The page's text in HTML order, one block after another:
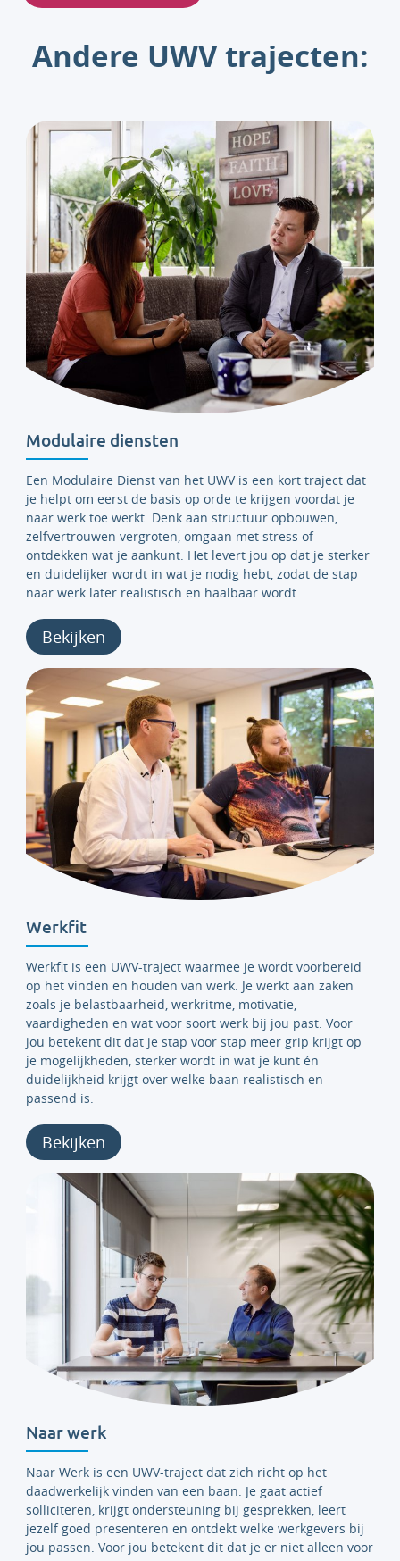
Andere UWV trajecten:
Modulaire diensten
Een Modulaire Dienst van het UWV is een kort traject dat
je helpt om eerst de basis op orde te krijgen voordat je
naar werk toe werkt. Denk aan structuur opbouwen,
zelfvertrouwen vergroten, omgaan met stress of
ontdekken wat je aankunt. Het levert jou op dat je sterker
en duidelijker wordt in wat je nodig hebt, zodat de stap
naar werk later realistisch en haalbaar wordt.
Bekijken
Werkfit
Werkfit is een UWV-traject waarmee je wordt voorbereid
op het vinden en houden van werk. Je werkt aan zaken
zoals je belastbaarheid, werkritme, motivatie,
vaardigheden en wat voor soort werk bij jou past. Voor
jou betekent dit dat je stap voor stap meer grip krijgt op
je mogelijkheden, sterker wordt in wat je kunt én
duidelijkheid krijgt over welke baan realistisch en
passend is.
Bekijken
Naar werk
Naar Werk is een UWV-traject dat zich richt op het
daadwerkelijk vinden van een baan. Je gaat actief
solliciteren, krijgt ondersteuning bij gesprekken, leert
jezelf goed presenteren en ontdekt welke werkgevers bij
jou passen. Voor jou betekent dit dat je er niet alleen voor